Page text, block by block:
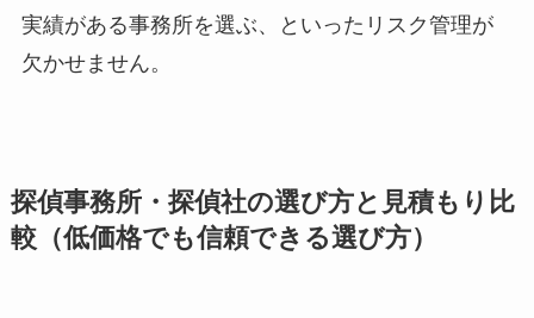
実績がある事務所を選ぶ、といったリスク管理が
欠かせません。
探偵事務所・探偵社の選び方と見積もり比
較（低価格でも信頼できる選び方）